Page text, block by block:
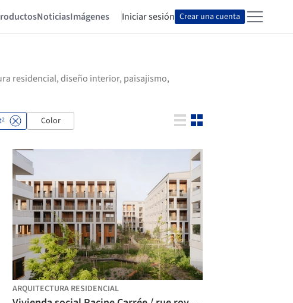
NoticiasImágenes Iniciar sesión Crear una cuenta
residencial, diseño interior, paisajismo,
2 Color
ARQUITECTURA RESIDENCIAL